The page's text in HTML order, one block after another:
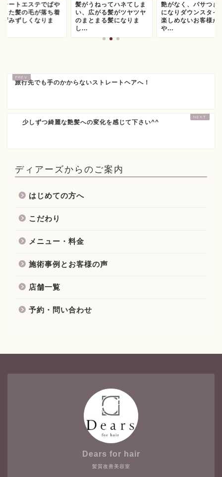
レートエステでぱや
した髪の毛が落ち着
ずみずしくなりま
髪がうねってハネてしま
い、広がる髪がツヤツヤ
のまとまる髪になりま
し...
艶がなく、パサつき
になりダウンスタイ
楽しめないお客様が
や...
旅行先でも手のかからないストレートヘアへ！
少しずつ綺麗な艶髪への変化を感じて下さい^^
ディアーズからのご案内
はじめての方へ
こだわり
メニュー・料金
施術事例とお客様の声
店舗一覧
予約・問い合わせ
髪質改善美容室
Dears for hair